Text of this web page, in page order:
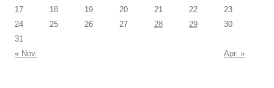
17
18 19 20 21 22
23
24
25 26 27 28 29
30
31
« Nov.
Apr. »